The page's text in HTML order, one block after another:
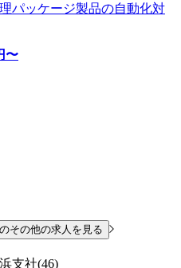
パッケージ製品の自動化対
〜
その他の求人を見る
支社(46)